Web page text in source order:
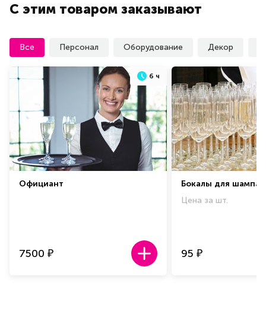
С этим товаром заказывают
Все Персонал Оборудование Декор
6 ч
Официант
7500 ₽
Бокалы для
Цена за шт.
95 ₽